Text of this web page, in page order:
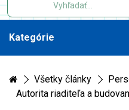
Kategórie
Všetky články
Autorita riaditeľa a